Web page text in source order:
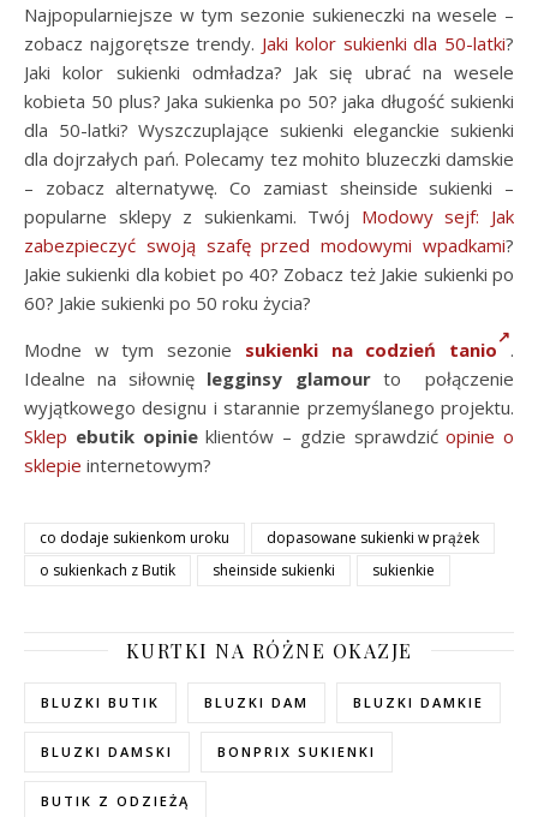
Najpopularniejsze w tym sezonie sukieneczki na wesele –
zobacz najgorętsze trendy. Jaki kolor sukienki dla 50-latki?
Jaki kolor sukienki odmładza? Jak się ubrać na wesele
kobieta 50 plus? Jaka sukienka po 50? jaka długość sukienki
dla 50-latki? Wyszczuplające sukienki eleganckie sukienki
dla dojrzałych pań. Polecamy tez mohito bluzeczki damskie
– zobacz alternatywę. Co zamiast sheinside sukienki –
popularne sklepy z sukienkami. Twój Modowy sejf: Jak
zabezpieczyć swoją szafę przed modowymi wpadkami?
Jakie sukienki dla kobiet po 40? Zobacz też Jakie sukienki po
60? Jakie sukienki po 50 roku życia?
Modne w tym sezonie sukienki na codzień tanio
.
Idealne na siłownię legginsy glamour to połączenie
wyjątkowego designu i starannie przemyślanego projektu.
Sklep ebutik opinieklientów – gdzie sprawdzićopinie o
sklepie internetowym?
co dodaje sukienkom uroku
dopasowane sukienki w prążek
o sukienkach z Butik
sheinside sukienki sukienkie
KURTKI NA RÓŻNE OKAZJE
BLUZKI BUTIK BLUZKI DAM BLUZKI DAMKIE
BLUZKI DAMSKI BONPRIX SUKIENKI
BUTIK Z ODZIEŻĄ